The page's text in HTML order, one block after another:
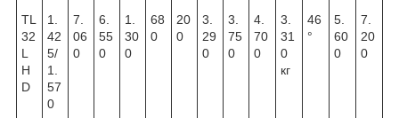
TL
32
L
H
D
1.
42
5/
1.
57
0
7.
06
0
6.
55
0
1.
30
0
68
0
20
0
3.
29
0
3.
75
0
4.
70
0
3.
31
0
кг
46
°
5.
60
0
7.
20
0